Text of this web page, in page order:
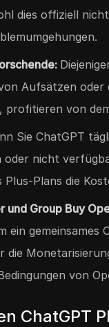
dies offiziell
Aufsätzen oder
profitieren von
Sie ChatGPT
oder nicht
Plus-Plans die
und Group Buy
ein
die
von
ChatGPT